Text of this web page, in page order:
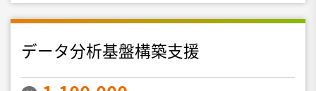
データ分析基盤構築支援